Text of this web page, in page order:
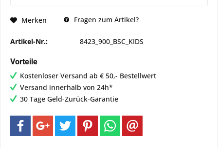
Merken Fragen zum Artikel?
Artikel-Nr.: 8423_900_BSC_KIDS
Vorteile
Kostenloser Versand ab € 50,- Bestellwert
Versand innerhalb von 24h*
30 Tage Geld-Zurück-Garantie